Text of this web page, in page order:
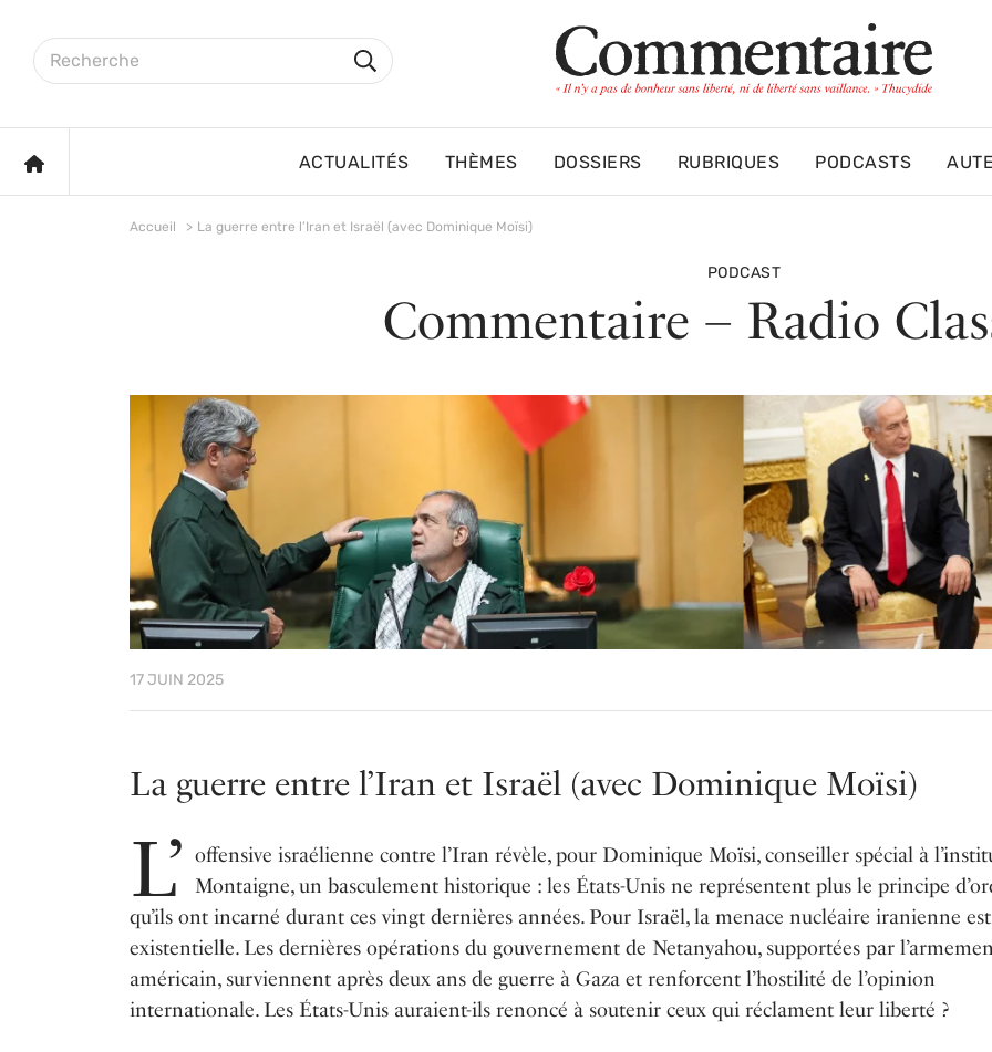
Rechercher sur le site
Rechercher
ACCUEIL ACTUALITÉS THÈMES DOSSIERS RUBRIQUES PODCASTS
Accueil La guerre entre l’Iran et Israël (avec Dominique Moïsi)
PODCAST
Commentaire – Radio
17 JUIN 2025
La guerre entre l’Iran et Israël (avec Dominique Moïsi)
L’ offensive israélienne contre l’Iran révèle, pour Dominique Moïsi, conseiller spécial à
Montaigne, un basculement historique : les États-Unis ne représentent plus le principe
qu’ils ont incarné durant ces vingt dernières années. Pour Israël, la menace nucléaire iranienne est
existentielle. Les dernières opérations du gouvernement de Netanyahou, supportées par
américain, surviennent après deux ans de guerre à Gaza et renforcent l’hostilité de l’opinion
internationale. Les États-Unis auraient-ils renoncé à soutenir ceux qui réclament leur liberté ?